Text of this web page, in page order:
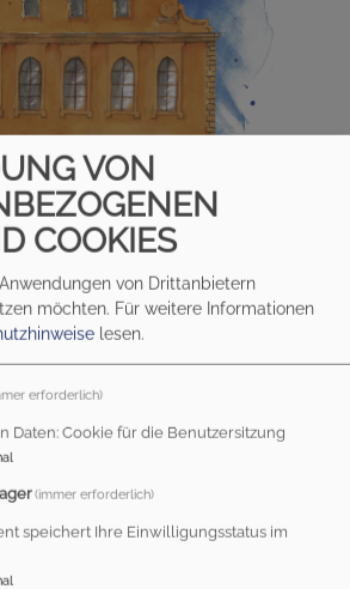
AUGSBURG
VON
COOKIES
von Drittanbietern
möchten. Für weitere Informationen
lesen.
erforderlich)
Daten: Cookie für die Benutzersitzung
(immer erforderlich)
speichert Ihre Einwilligungsstatus im